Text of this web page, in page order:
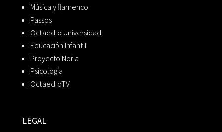
Música y flamenco
Passos
Octaedro Universidad
Educación Infantil
Proyecto Noria
Psicología
OctaedroTV
LEGAL